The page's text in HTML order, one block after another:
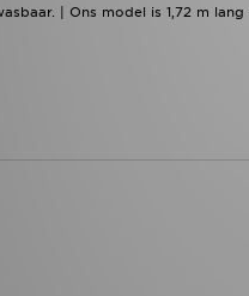
| Ons model is 1,72 m lang